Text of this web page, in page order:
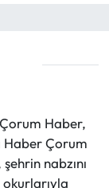
Haber,
Haber Çorum
nabzını
okurlarıyla